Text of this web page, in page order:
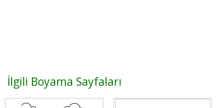
İlgili Boyama Sayfaları